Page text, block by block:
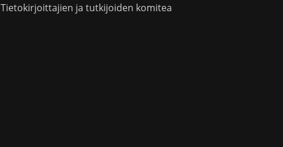
Tietokirjoittajien ja tutkijoiden komitea